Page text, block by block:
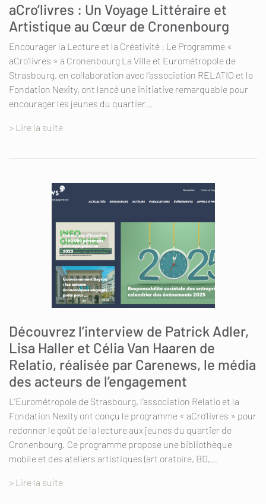
aCro’livres : Un Voyage Littéraire et
Artistique au Cœur de Cronenbourg
Encourager la Lecture et la Créativité : Le Programme «
aCro’livres » à Cronenbourg La Ville et Eurométropole de
Strasbourg, en collaboration avec l’association RELATIO et la
Fondation Nexity, ont lancé une initiative remarquable pour
encourager les jeunes du quartier…
> Lire la suite
Découvrez l’interview de Patrick Adler,
Lisa Haller et Célia Van Haaren de
Relatio, réalisée par Carenews, le média
des acteurs de l’engagement
L’Eurométropole de Strasbourg, l’association Relatio et la
Fondation Nexity ont conçu le programme « aCro’livres » pour
redonner le goût de la lecture aux jeunes du quartier de
Cronenbourg. Ce programme propose une bibliothèque
mobile et des ateliers artistiques (art oratoire, BD,…
> Lire la suite